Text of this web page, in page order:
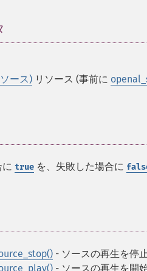
ース) リソース (事前に
に true を、失敗した場合に
- ソースの再生を停
- ソースの再生を開